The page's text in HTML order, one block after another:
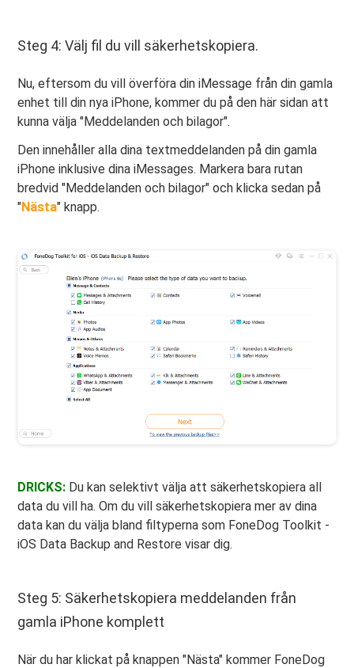
Steg 4: Välj fil du vill säkerhetskopiera.
Nu, eftersom du vill överföra din iMessage från din gamla
enhet till din nya iPhone, kommer du på den här sidan att
kunna välja "Meddelanden och bilagor".
Den innehåller alla dina textmeddelanden på din gamla
iPhone inklusive dina iMessages. Markera bara rutan
bredvid "Meddelanden och bilagor" och klicka sedan på
"Nästa" knapp.
DRICKS: Du kan selektivt välja att säkerhetskopiera all
data du vill ha. Om du vill säkerhetskopiera mer av dina
data kan du välja bland filtyperna som FoneDog Toolkit -
iOS Data Backup and Restore visar dig.
Steg 5: Säkerhetskopiera meddelanden från
gamla iPhone komplett
När du har klickat på knappen "Nästa" kommer FoneDog